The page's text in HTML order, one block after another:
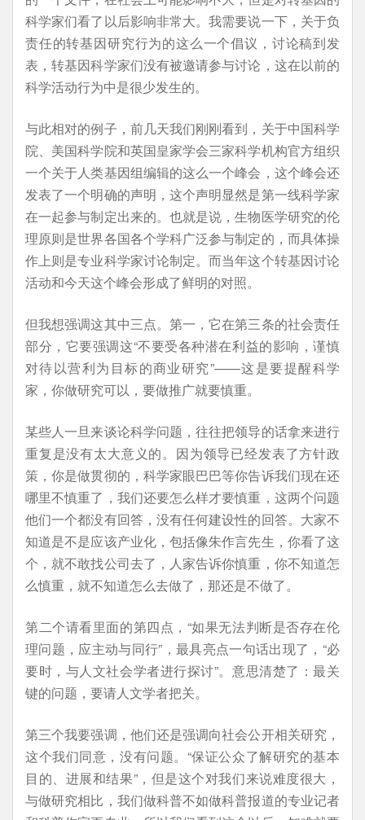
科学家们看了以后影响非常大。我需要说一下，关于负
责任的转基因研究行为的这么一个倡议，讨论稿到发
表，转基因科学家们没有被邀请参与讨论，这在以前的
科学活动行为中是很少发生的。
与此相对的例子，前几天我们刚刚看到，关于中国科学
院、美国科学院和英国皇家学会三家科学机构官方组织
一个关于人类基因组编辑的这么一个峰会，这个峰会还
发表了一个明确的声明，这个声明显然是第一线科学家
在一起参与制定出来的。也就是说，生物医学研究的伦
理原则是世界各国各个学科广泛参与制定的，而具体操
作上则是专业科学家讨论制定。而当年这个转基因讨论
活动和今天这个峰会形成了鲜明的对照。
但我想强调这其中三点。第一，它在第三条的社会责任
部分，它要强调这“不要受各种潜在利益的影响，谨慎
对待以营利为目标的商业研究”——这是要提醒科学
家，你做研究可以，要做推广就要慎重。
某些人一旦来谈论科学问题，往往把领导的话拿来进行
重复是没有太大意义的。因为领导已经发表了方针政
策，你是做贯彻的，科学家眼巴巴等你告诉我们现在还
哪里不慎重了，我们还要怎么样才要慎重，这两个问题
他们一个都没有回答，没有任何建设性的回答。大家不
知道是不是应该产业化，包括像朱作言先生，你看了这
个，就不敢找公司去了，人家告诉你慎重，你不知道怎
么慎重，就不知道怎么去做了，那还是不做了。
第二个请看里面的第四点，“如果无法判断是否存在伦
理问题，应主动与同行”，最具亮点一句话出现了，“必
要时，与人文社会学者进行探讨”。意思清楚了：最关
键的问题，要请人文学者把关。
第三个我要强调，他们还是强调向社会公开相关研究，
这个我们同意，没有问题。“保证公众了解研究的基本
目的、进展和结果”，但是这个对我们来说难度很大，
与做研究相比，我们做科普不如做科普报道的专业记者